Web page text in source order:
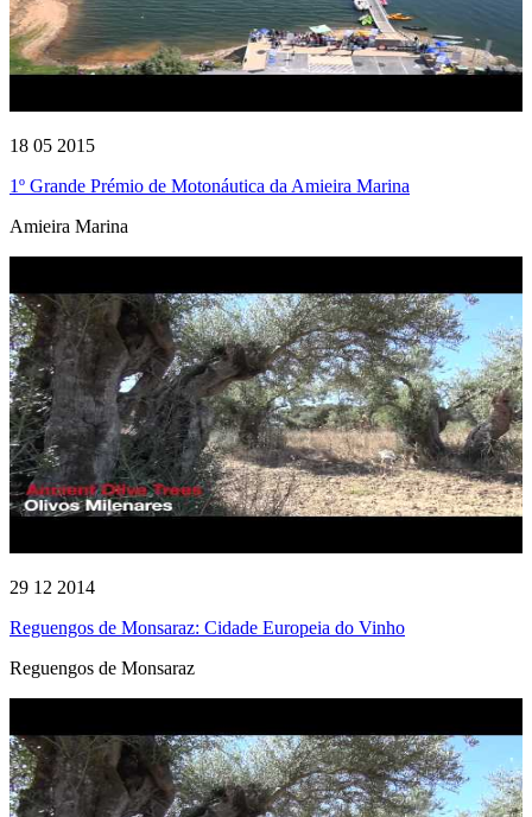
18 05 2015
1º Grande Prémio de Motonáutica da Amieira Marina
Amieira Marina
29 12 2014
Reguengos de Monsaraz: Cidade Europeia do Vinho
Reguengos de Monsaraz